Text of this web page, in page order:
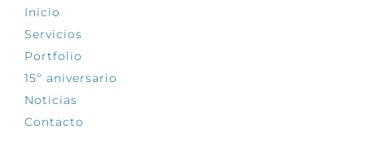
Inicio
Servicios
Portfolio
15º aniversario
Noticias
Contacto